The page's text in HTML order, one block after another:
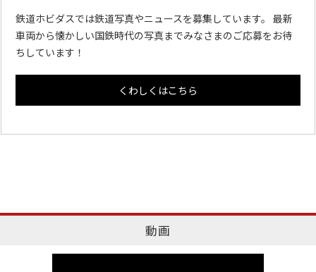
鉄道ホビダスでは鉄道写真やニュースを募集しています。 最新
車両から懐かしい国鉄時代の写真までみなさまのご応募をお待
ちしています！
くわしくはこちら
動画